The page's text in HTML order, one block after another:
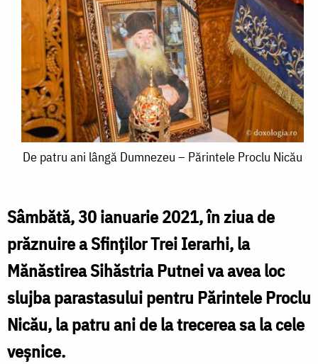
De
ani
lângă
Dumnezeu
–
Părintele
Proclu
Nicău
De patru ani lângă Dumnezeu – Părintele Proclu Nicău
Sâmbătă, 30 ianuarie 2021, în ziua de
prăznuire a Sfinților Trei Ierarhi, la
Mănăstirea Sihăstria Putnei va avea loc
slujba parastasului pentru Părintele Proclu
Nicău, la patru ani de la trecerea sa la cele
veșnice.